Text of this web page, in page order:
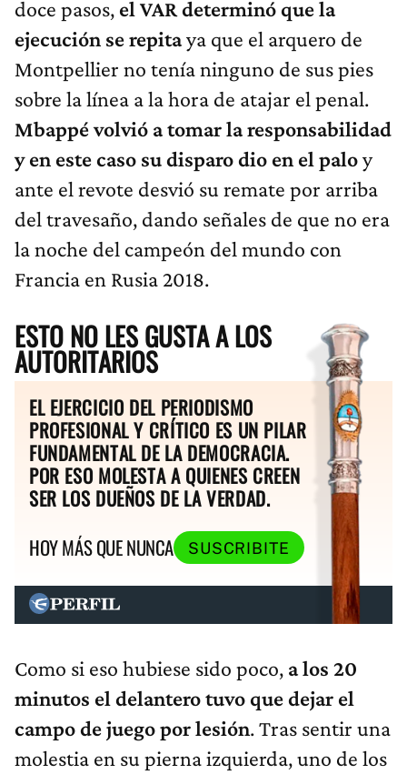
doce pasos, el VAR determinó que la
ejecución se repitaya que el arquero de
Montpellier no tenía ninguno de sus pies
sobre la línea a la hora de atajar el penal.
Mbappé volvió a tomar la responsabilidad
y en este caso su disparo dio en el paloy
ante el revote desvió su remate por arriba
del travesaño, dando señales de que no era
la noche del campeón del mundo con
Francia en Rusia 2018.
ESTO NO LES GUSTA A LOS
AUTORITARIOS
EL EJERCICIO DEL PERIODISMO
PROFESIONAL Y CRÍTICO ES UN PILAR
FUNDAMENTAL DE LA DEMOCRACIA.
POR ESO MOLESTA A QUIENES CREEN
SER LOS DUEÑOS DE LA VERDAD.
HOY MÁS QUE NUNCA
SUSCRIBITE
Como si eso hubiese sido poco, a los 20
minutos el delantero tuvo que dejar el
campo de juego por lesión. Tras sentir una
molestia en su pierna izquierda, uno de los